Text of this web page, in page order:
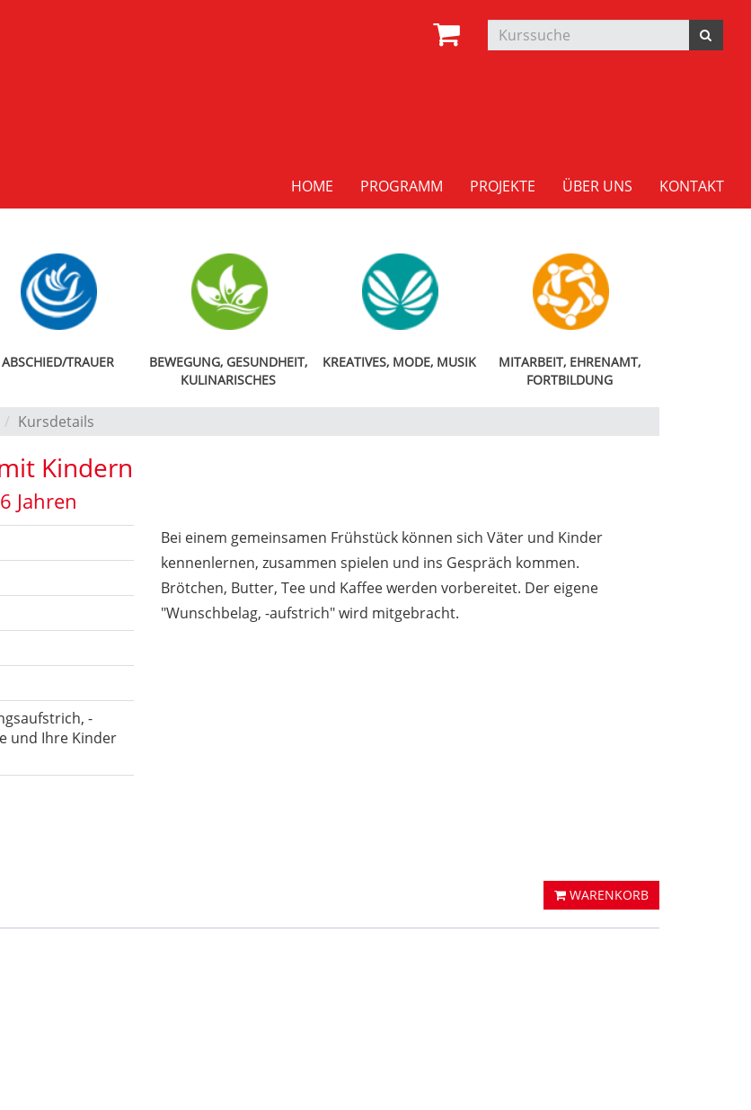
HOME PROGRAMM PROJEKTE ÜBER UNS KONTAKT
ABSCHIED/TRAUER
BEWEGUNG, GESUNDHEIT,
KULINARISCHES
KREATIVES, MODE, MUSIK
MITARBEIT, EHRENAMT,
FORTBILDUNG
Kursdetails
Kindern
Jahren
-
und Ihre Kinder
Bei einem gemeinsamen Frühstück können sich Väter und Kinder
kennenlernen, zusammen spielen und ins Gespräch kommen.
Brötchen, Butter, Tee und Kaffee werden vorbereitet. Der eigene
"Wunschbelag, -aufstrich" wird mitgebracht.
WARENKORB